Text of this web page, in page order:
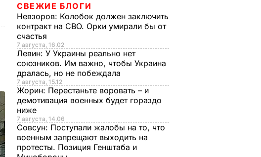
СВЕЖИЕ БЛОГИ
Невзоров: Колобок должен заключить
контракт на СВО. Орки умирали бы от
счастья
7 августа, 16.02
Левин: У Украины реально нет
союзников. Им важно, чтобы Украина
дралась, но не побеждала
7 августа, 15.12
Жорин: Перестаньте воровать – и
демотивация военных будет гораздо
ниже
7 августа, 14.06
Совсун: Поступали жалобы на то, что
военным запрещают выходить на
протесты. Позиция Генштаба и